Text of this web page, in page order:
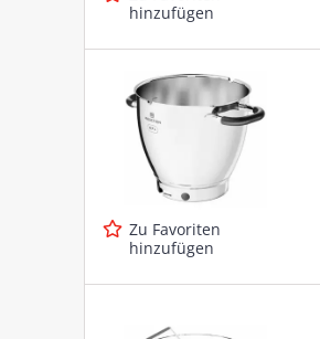
hinzufügen
Zu Favoriten
hinzufügen